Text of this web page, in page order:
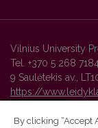
Vilnius University
Tel. +370 5 268
9 Saulėtekis av.,
https://
By clicking “Accept